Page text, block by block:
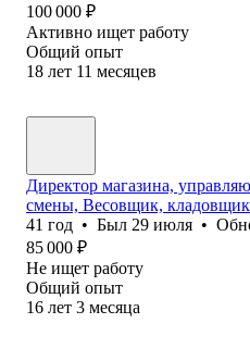
100 000 ₽
Активно ищет работу
Общий опыт
18 лет 11 месяцев
Директор магазина,
смены, Весовщик, кладовщик
41 год • Был 29 июля •
85 000 ₽
Не ищет работу
Общий опыт
16 лет 3 месяца